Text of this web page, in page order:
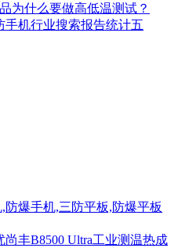
为什么要做高低温测试？
手机行业搜索报告统计五
爆手机,三防平板,防爆平板
尚丰B8500 Ultra工业测温热成